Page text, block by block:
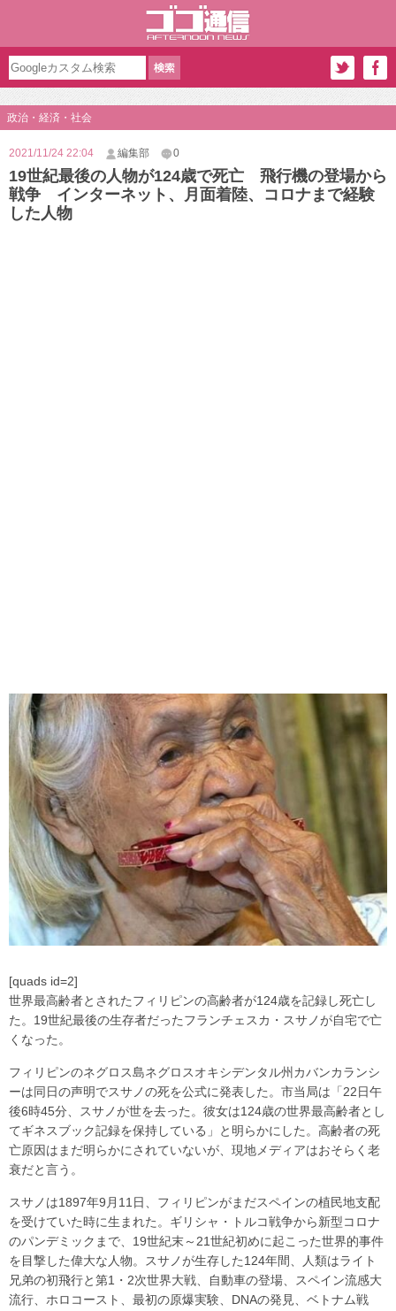
政治・経済・社会
2021/11/24 22:04 編集部 0
19世紀最後の人物が124歳で死亡 飛行機の登場から
戦争 インターネット、月面着陸、コロナまで経験
した人物
[quads id=2]
世界最高齢者とされたフィリピンの高齢者が124歳を記録し死亡し
た。19世紀最後の生存者だったフランチェスカ・スサノが自宅で亡
くなった。
フィリピンのネグロス島ネグロスオキシデンタル州カバンカランシ
ーは同日の声明でスサノの死を公式に発表した。市当局は「22日午
後6時45分、スサノが世を去った。彼女は124歳の世界最高齢者とし
てギネスブック記録を保持している」と明らかにした。高齢者の死
亡原因はまだ明らかにされていないが、現地メディアはおそらく老
衰だと言う。
スサノは1897年9月11日、フィリピンがまだスペインの植民地支配
を受けていた時に生まれた。ギリシャ・トルコ戦争から新型コロナ
のパンデミックまで、19世紀末～21世紀初めに起こった世界的事件
を目撃した偉大な人物。スサノが生存した124年間、人類はライト
兄弟の初飛行と第1・2次世界大戦、自動車の登場、スペイン流感大
流行、ホロコースト、最初の原爆実験、DNAの発見、ベトナム戦